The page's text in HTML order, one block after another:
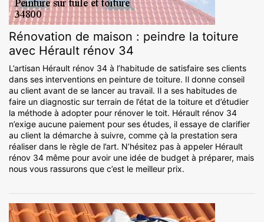
Rénovation de maison : peindre la toiture
avec Hérault rénov 34
L’artisan Hérault rénov 34 à l’habitude de satisfaire ses clients
dans ses interventions en peinture de toiture. Il donne conseil
au client avant de se lancer au travail. Il a ses habitudes de
faire un diagnostic sur terrain de l’état de la toiture et d’étudier
la méthode à adopter pour rénover le toit. Hérault rénov 34
n’exige aucune paiement pour ses études, il essaye de clarifier
au client la démarche à suivre, comme çà la prestation sera
réaliser dans le règle de l’art. N’hésitez pas à appeler Hérault
rénov 34 même pour avoir une idée de budget à préparer, mais
nous vous rassurons que c’est le meilleur prix.